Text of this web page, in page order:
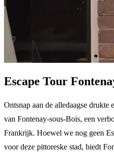
Escape Tour
Ontsnap aan de alledaagse
van Fontenay-sous-Bois, een
Frankrijk. Hoewel we nog geen
voor deze pittoreske stad, biedt